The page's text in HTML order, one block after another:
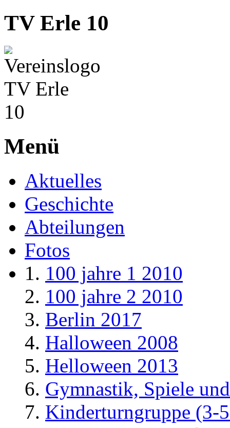
TV Erle 10
Menü
Aktuelles
Geschichte
Abteilungen
Fotos
100 jahre 1 2010
100 jahre 2 2010
Berlin 2017
Halloween 2008
Helloween 2013
Gymnastik, Spiele
Kinderturngruppe (3-